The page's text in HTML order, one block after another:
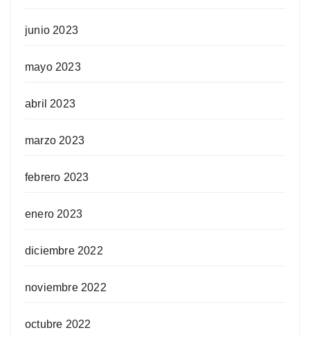
junio 2023
mayo 2023
abril 2023
marzo 2023
febrero 2023
enero 2023
diciembre 2022
noviembre 2022
octubre 2022